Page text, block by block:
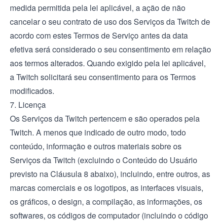
medida permitida pela lei aplicável, a ação de não
cancelar o seu contrato de uso dos Serviços da Twitch de
acordo com estes Termos de Serviço antes da data
efetiva será considerado o seu consentimento em relação
aos termos alterados. Quando exigido pela lei aplicável,
a Twitch solicitará seu consentimento para os Termos
modificados.
7. Licença
Os Serviços da Twitch pertencem e são operados pela
Twitch. A menos que indicado de outro modo, todo
conteúdo, informação e outros materiais sobre os
Serviços da Twitch (excluindo o Conteúdo do Usuário
previsto na Cláusula 8 abaixo), incluindo, entre outros, as
marcas comerciais e os logotipos, as interfaces visuais,
os gráficos, o design, a compilação, as informações, os
softwares, os códigos de computador (incluindo o código